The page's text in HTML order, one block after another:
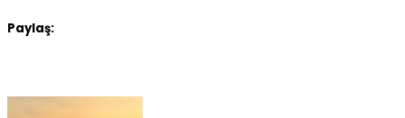
Paylaş: